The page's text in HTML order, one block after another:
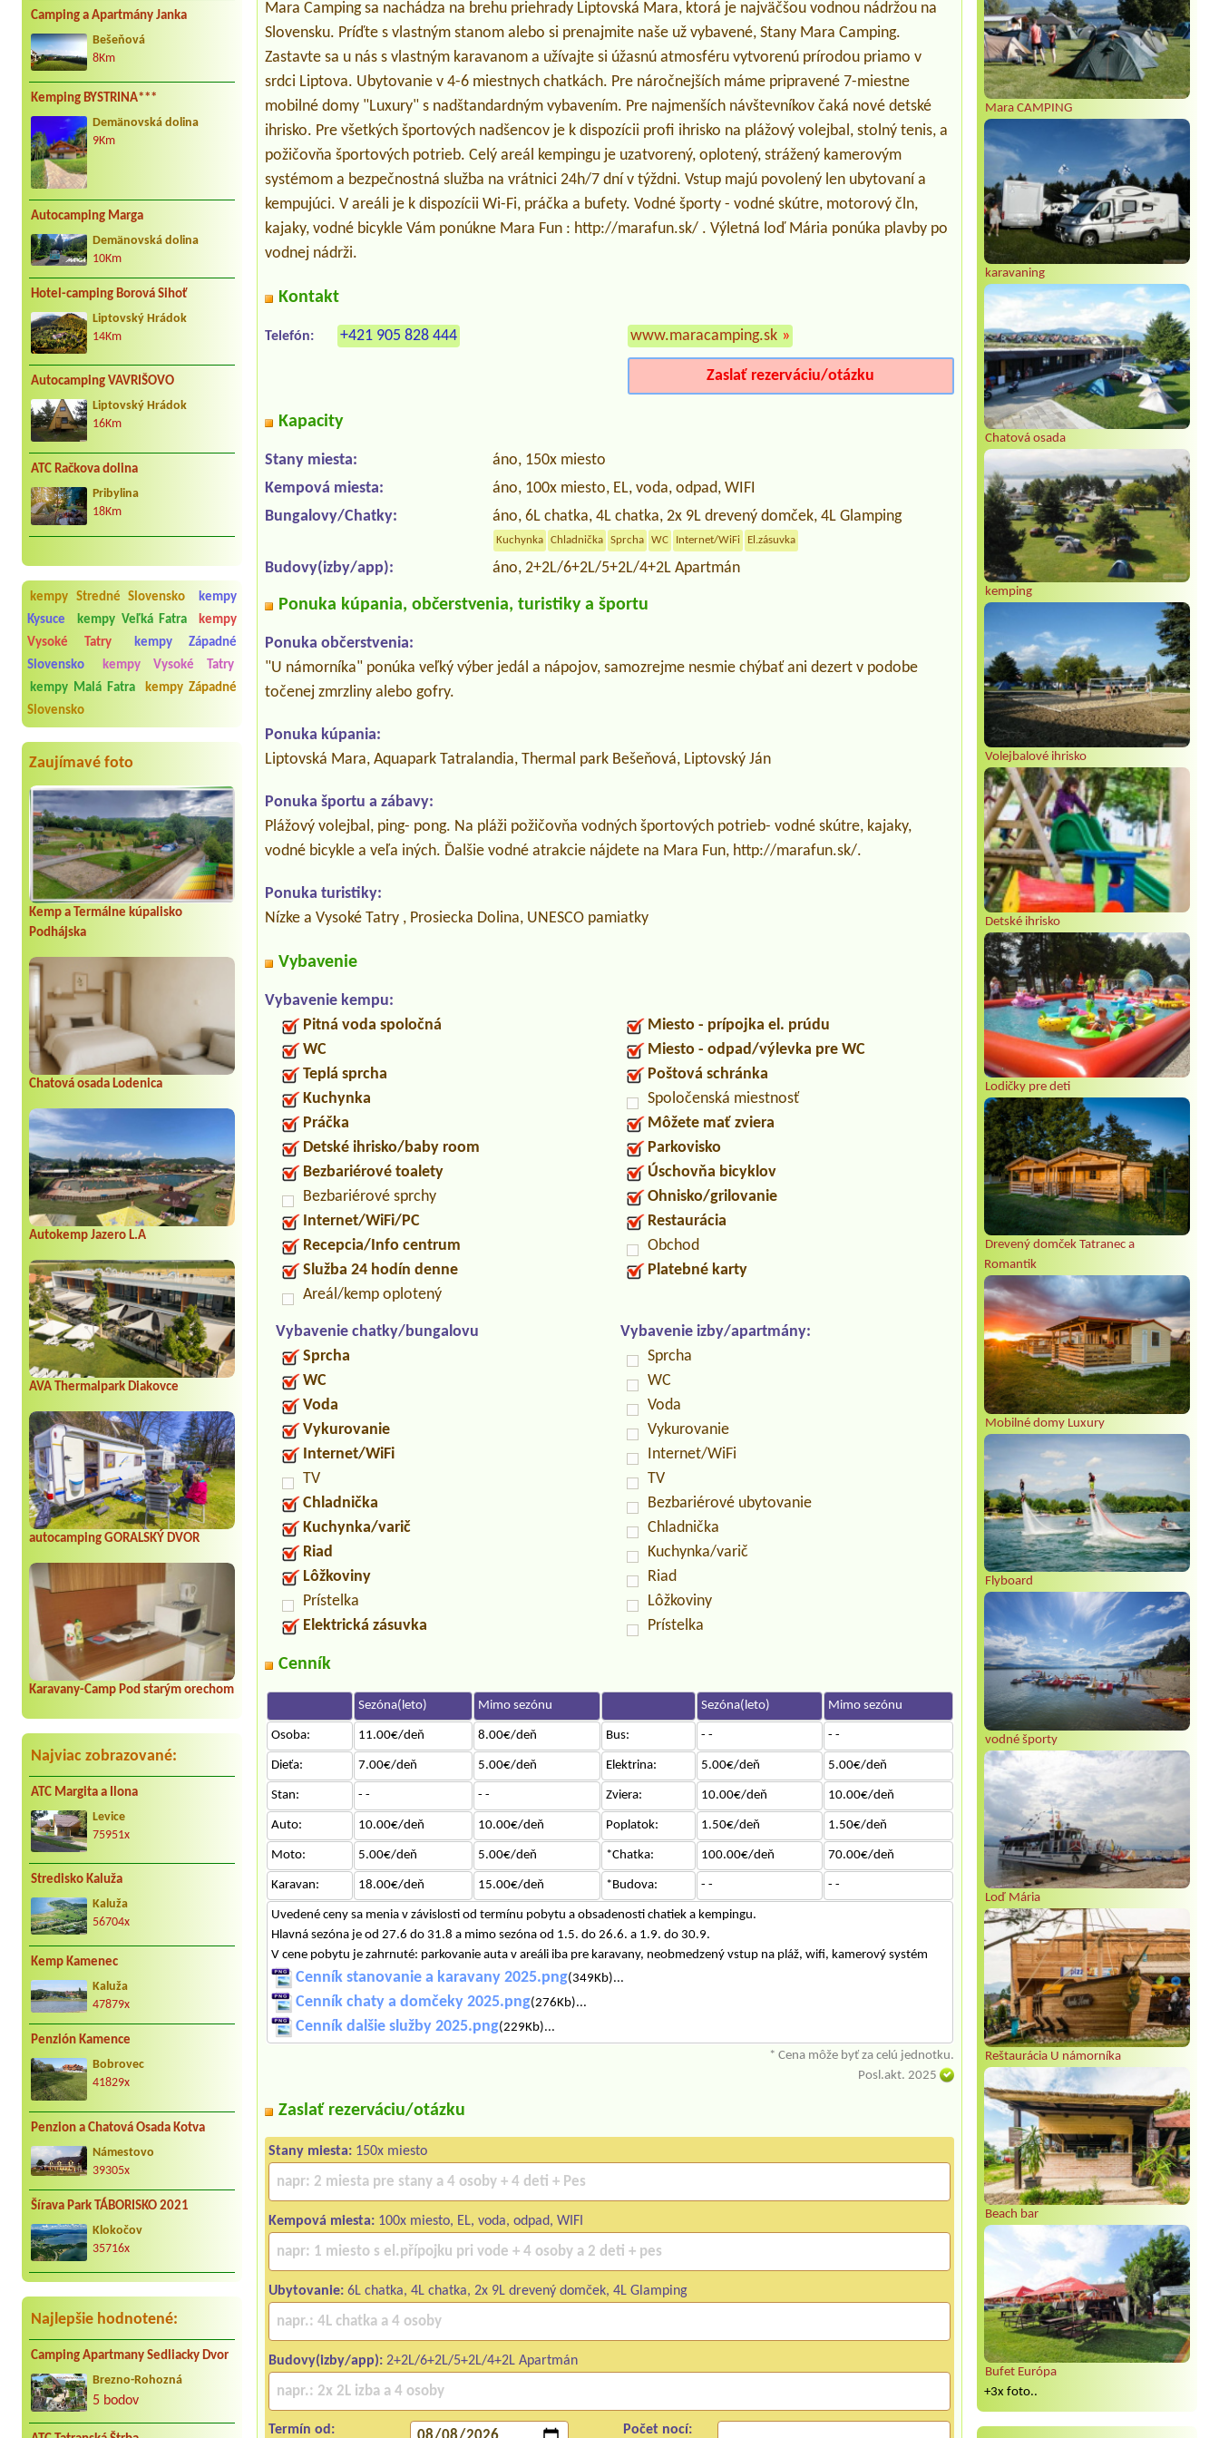
Camping a Apartmány Janka
Bešeňová
8Km
Kemping BYSTRINA***
Demänovská dolina
9Km
Autocamping Marga
Demänovská dolina
10Km
Hotel-camping Borová Sihoť
Liptovský Hrádok
14Km
Autocamping VAVRIŠOVO
Liptovský Hrádok
16Km
ATC Račkova dolina
Pribylina
18Km
kempy Stredné Slovensko
kempy
Kysuce
kempy Veľká Fatra
kempy
Vysoké Tatry
kempy Západné
Slovensko
kempy Vysoké Tatry
kempy Malá Fatra
kempy Západné
Slovensko
Zaujímavé foto
Kemp a Termálne kúpalisko
Podhájska
Chatová osada Lodenica
Autokemp Jazero L.A
AVA Thermalpark Diakovce
autocamping GORALSKÝ DVOR
Karavany-Camp Pod starým orechom
Najviac zobrazované:
ATC Margita a Ilona
Levice
75951x
Stredisko Kaluža
Kaluža
56704x
Kemp Kamenec
Kaluža
47879x
Penzión Kamence
Bobrovec
41829x
Penzion a Chatová Osada Kotva
Námestovo
39305x
Šírava Park TÁBORISKO 2021
Klokočov
35716x
Najlepšie hodnotené:
Camping Apartmany Sedliacky Dvor
Brezno-Rohozná
5 bodov
Mara CAMPING
karavaning
Chatová osada
kemping
Volejbalové ihrisko
Detské ihrisko
Lodičky pre deti
Drevený domček Tatranec a
Romantik
Mobilné domy Luxury
Flyboard
vodné športy
Loď Mária
Reštaurácia U námorníka
Beach bar
Bufet Európa
+3x foto..
Mara Camping sa nachádza na brehu priehrady Liptovská Mara, ktorá je najväčšou vodnou nádržou na
Slovensku. Príďte s vlastným stanom alebo si prenajmite naše už vybavené, Stany Mara Camping.
Zastavte sa u nás s vlastným karavanom a užívajte si úžasnú atmosféru vytvorenú prírodou priamo v
srdci Liptova. Ubytovanie v 4-6 miestnych chatkách. Pre náročnejších máme pripravené 7-miestne
mobilné domy "Luxury" s nadštandardným vybavením. Pre najmenších návštevníkov čaká nové detské
ihrisko. Pre všetkých športových nadšencov je k dispozícii profi ihrisko na plážový volejbal, stolný tenis, a
požičovňa športových potrieb. Celý areál kempingu je uzatvorený, oplotený, strážený kamerovým
systémom a bezpečnostná služba na vrátnici 24h/7 dní v týždni. Vstup majú povolený len ubytovaní a
kempujúci. V areáli je k dispozícii Wi-Fi, práčka a bufety. Vodné športy - vodné skútre, motorový čln,
kajaky, vodné bicykle Vám ponúkne Mara Fun : http://marafun.sk/ . Výletná loď Mária ponúka plavby po
vodnej nádrži.
Kontakt
Telefón: +421 905 828 444 www.maracamping.sk »
Zaslať rezerváciu/otázku
Kapacity
Stany miesta:
áno, 150x miesto
Kempová miesta:
áno, 100x miesto, EL, voda, odpad, WIFI
Bungalovy/Chatky:
áno, 6L chatka, 4L chatka, 2x 9L drevený domček, 4L Glamping
Kuchynka Chladnička Sprcha WC Internet/WiFi El.zásuvka
Budovy(izby/app): áno, 2+2L/6+2L/5+2L/4+2L Apartmán
Ponuka kúpania, občerstvenia, turistiky a športu
Ponuka občerstvenia:
"U námorníka" ponúka veľký výber jedál a nápojov, samozrejme nesmie chýbať ani dezert v podobe
točenej zmrzliny alebo gofry.
Ponuka kúpania:
Liptovská Mara, Aquapark Tatralandia, Thermal park Bešeňová, Liptovský Ján
Ponuka športu a zábavy:
Plážový volejbal, ping- pong. Na pláži požičovňa vodných športových potrieb- vodné skútre, kajaky,
vodné bicykle a veľa iných. Ďalšie vodné atrakcie nájdete na Mara Fun, http://marafun.sk/.
Ponuka turistiky:
Nízke a Vysoké Tatry , Prosiecka Dolina, UNESCO pamiatky
Vybavenie
Vybavenie kempu:
Pitná voda spoločná
WC
Teplá sprcha
Kuchynka
Práčka
Detské ihrisko/baby room
Bezbariérové toalety
Bezbariérové sprchy
Internet/WiFi/PC
Recepcia/Info centrum
Služba 24 hodín denne
Areál/kemp oplotený
Miesto - prípojka el. prúdu
Miesto - odpad/výlevka pre WC
Poštová schránka
Spoločenská miestnosť
Môžete mať zviera
Parkovisko
Úschovňa bicyklov
Ohnisko/grilovanie
Restaurácia
Obchod
Platebné karty
Vybavenie chatky/bungalovu
Sprcha
WC
Voda
Vykurovanie
Internet/WiFi
TV
Chladnička
Kuchynka/varič
Riad
Lôžkoviny
Prístelka
Elektrická zásuvka
Vybavenie izby/apartmány:
Sprcha
WC
Voda
Vykurovanie
Internet/WiFi
TV
Bezbariérové ubytovanie
Chladnička
Kuchynka/varič
Riad
Lôžkoviny
Prístelka
Cenník
Sezóna(leto) Mimo sezónu Sezóna(leto) Mimo sezónu
Osoba: 11.00€/deň 8.00€/deň Bus: - - - -
Dieťa: 7.00€/deň 5.00€/deň Elektrina: 5.00€/deň 5.00€/deň
Stan: - - - - Zviera: 10.00€/deň 10.00€/deň
Auto: 10.00€/deň 10.00€/deň Poplatok: 1.50€/deň 1.50€/deň
Moto: 5.00€/deň 5.00€/deň *Chatka: 100.00€/deň 70.00€/deň
Karavan: 18.00€/deň 15.00€/deň *Budova: - - - -
Uvedené ceny sa menia v závislosti od termínu pobytu a obsadenosti chatiek a kempingu.
Hlavná sezóna je od 27.6 do 31.8 a mimo sezóna od 1.5. do 26.6. a 1.9. do 30.9.
V cene pobytu je zahrnuté: parkovanie auta v areáli iba pre karavany, neobmedzený vstup na pláž, wifi, kamerový systém
Cenník stanovanie a karavany 2025.png(349Kb)...
Cenník chaty a domčeky 2025.png(276Kb)...
Cenník dalšie služby 2025.png(229Kb)...
* Cena môže byť za celú jednotku.
Posl.akt. 2025
Zaslať rezerváciu/otázku
Stany miesta: 150x miesto
Kempová miesta: 100x miesto, EL, voda, odpad, WIFI
Ubytovanie: 6L chatka, 4L chatka, 2x 9L drevený domček, 4L Glamping
Budovy(izby/app): 2+2L/6+2L/5+2L/4+2L Apartmán
Termín od: Počet nocí: